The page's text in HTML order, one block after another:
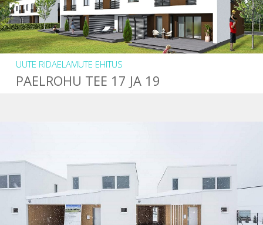
UUTE RIDAELAMUTE EHITUS
PAELROHU TEE 17 JA 19